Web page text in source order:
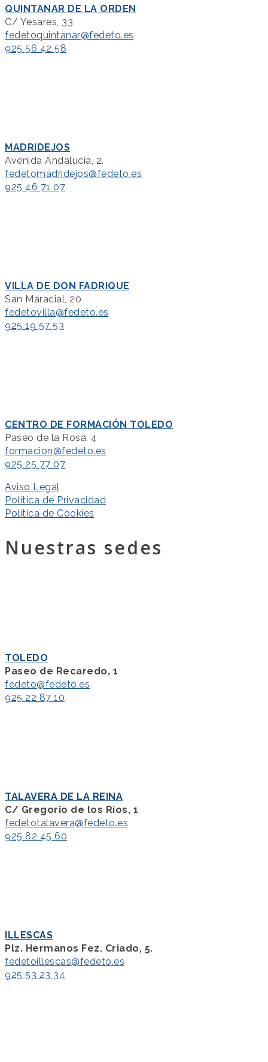
QUINTANAR DE LA ORDEN
C/ Yesares, 33
fedetoquintanar@fedeto.es
925 56 42 58
MADRIDEJOS
Avenida Andalucía, 2.
fedetomadridejos@fedeto.es
925 46 71 07
VILLA DE DON FADRIQUE
San Maracial, 20
fedetovilla@fedeto.es
925 19 57 53
CENTRO DE FORMACIÓN TOLEDO
Paseo de la Rosa, 4
formacion@fedeto.es
925 25 77 07
Aviso Legal
Política de Privacidad
Política de Cookies
Nuestras sedes
TOLEDO
Paseo de Recaredo, 1
fedeto@fedeto.es
925 22 87 10
TALAVERA DE LA REINA
C/ Gregorio de los Ríos, 1
fedetotalavera@fedeto.es
925 82 45 60
ILLESCAS
Plz. Hermanos Fez. Criado, 5.
fedetoillescas@fedeto.es
925 53 23 34